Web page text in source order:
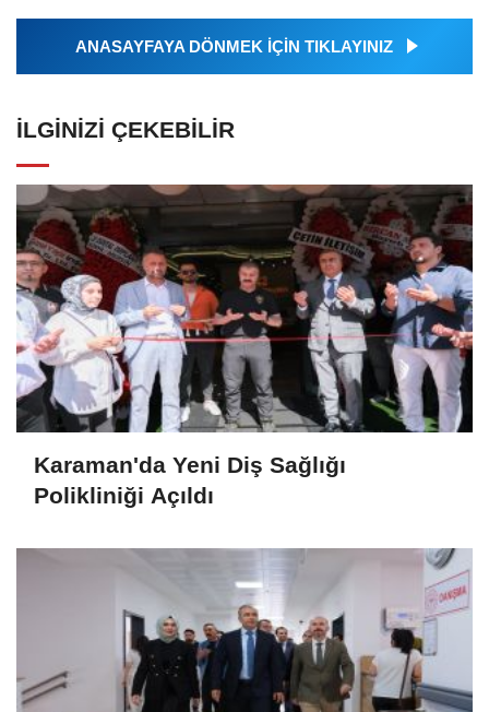
ANASAYFAYA DÖNMEK İÇİN TIKLAYINIZ
İLGINIZI ÇEKEBILIR
Karaman'da Yeni Diş Sağlığı
Polikliniği Açıldı